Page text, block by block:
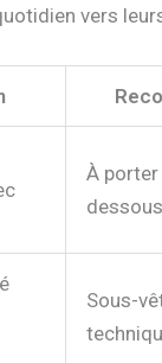
vers
À
dessous
Sous-